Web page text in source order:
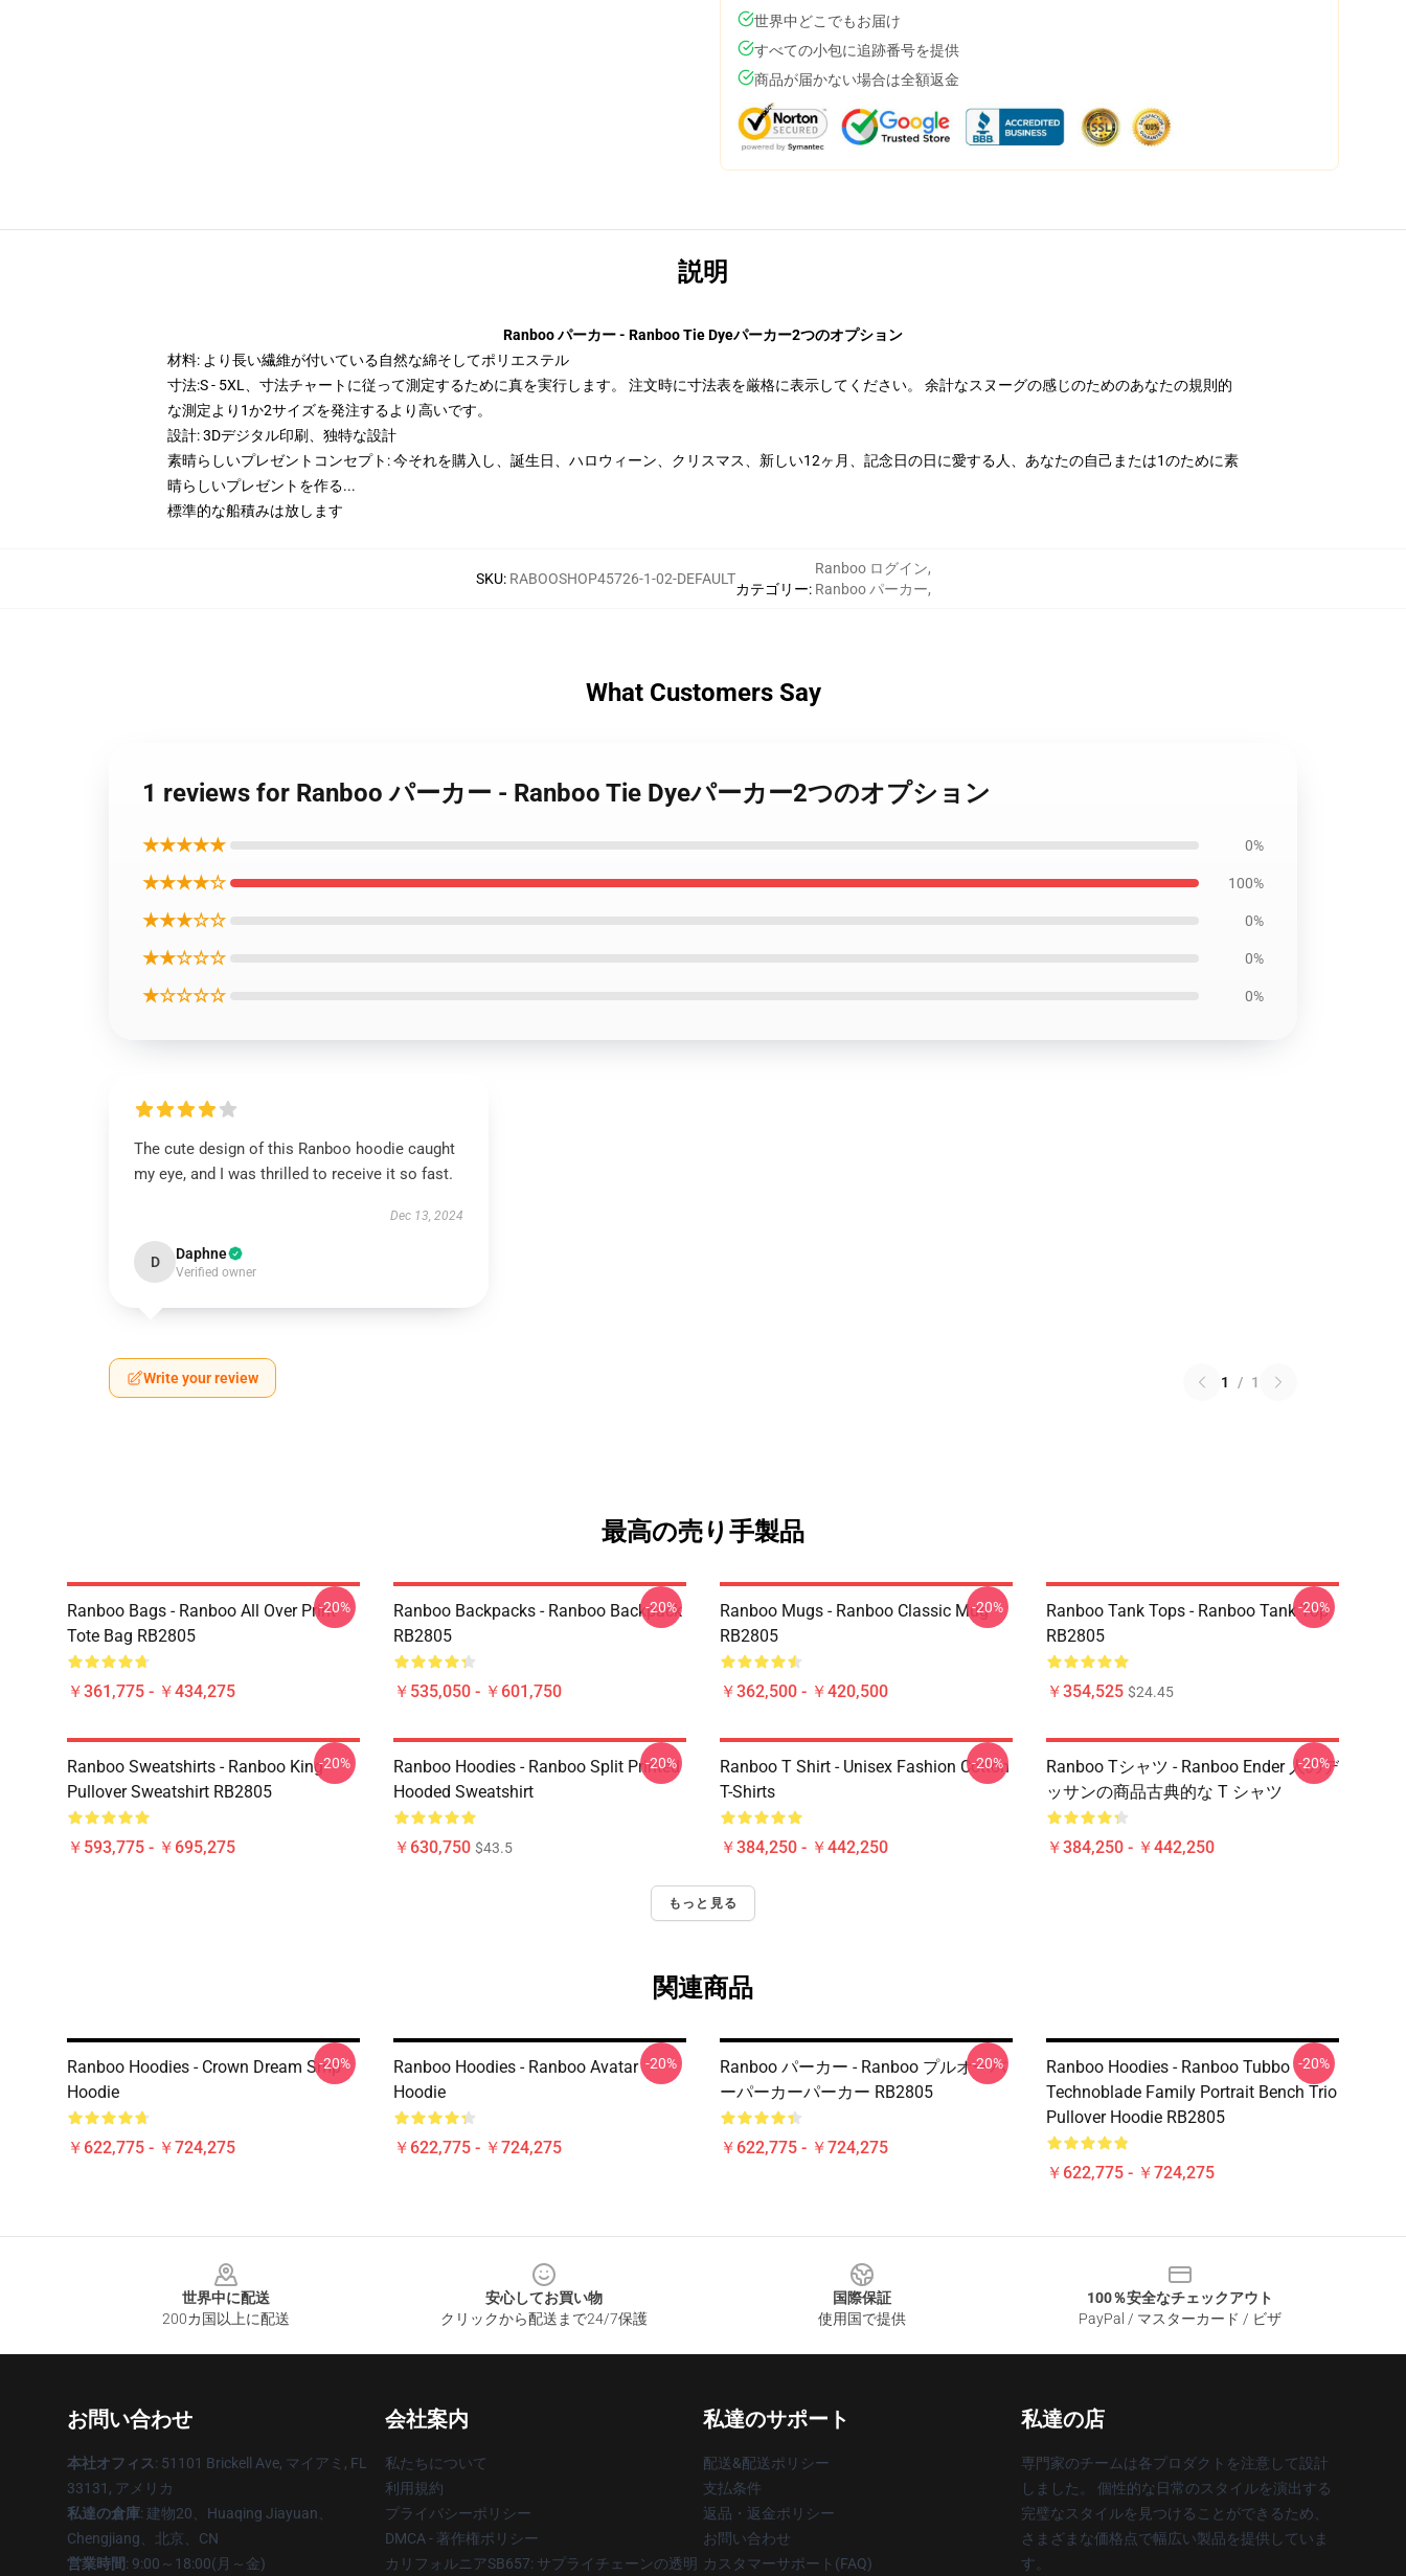
世界中どこでもお届け
すべての小包に追跡番号を提供
商品が届かない場合は全額返金
説明
Ranboo パーカー - Ranboo Tie Dyeパーカー2つのオプション
材料: より長い繊維が付いている自然な綿そしてポリエステル
寸法:S - 5XL、寸法チャートに従って測定するために真を実行します。 注文時に寸法表を厳格に表示してください。 余計なスヌーグの感じのためのあなたの規則的
な測定より1か2サイズを発注するより高いです。
設計: 3Dデジタル印刷、独特な設計
素晴らしいプレゼントコンセプト: 今それを購入し、誕生日、ハロウィーン、クリスマス、新しい12ヶ月、記念日の日に愛する人、あなたの自己または1のために素
晴らしいプレゼントを作る...
標準的な船積みは放します
SKU: RABOOSHOP45726-1-02-DEFAULT
カテゴリー:
Ranboo ログイン,
Ranboo パーカー,
What Customers Say
1 reviews for Ranboo パーカー - Ranboo Tie Dyeパーカー2つのオプション
★★★★★ 0%
★★★★☆ 100%
★★★☆☆ 0%
★★☆☆☆ 0%
★☆☆☆☆ 0%
The cute design of this Ranboo hoodie caught
my eye, and I was thrilled to receive it so fast.
Dec 13, 2024
D Daphne
Verified owner
Write your review 1 / 1
最高の売り手製品
Ranboo Bags - Ranboo All Over Print
Tote Bag RB2805
￥361,775 - ￥434,275
-20%
Ranboo Backpacks - Ranboo Backpack
RB2805
￥535,050 - ￥601,750
-20%
Ranboo Mugs - Ranboo Classic Mug
RB2805
￥362,500 - ￥420,500
-20%
Ranboo Tank Tops - Ranboo Tank Top
RB2805
￥354,525 $24.45
-20%
Ranboo Sweatshirts - Ranboo King
Pullover Sweatshirt RB2805
￥593,775 - ￥695,275
-20%
Ranboo Hoodies - Ranboo Split Printed
Hooded Sweatshirt
￥630,750 $43.5
-20%
Ranboo T Shirt - Unisex Fashion Cotton
T-Shirts
￥384,250 - ￥442,250
-20%
Ranboo Tシャツ - Ranboo Ender 人のデ
ッサンの商品古典的な T シャツ
￥384,250 - ￥442,250
-20%
もっと見る
関連商品
Ranboo Hoodies - Crown Dream Smp
Hoodie
￥622,775 - ￥724,275
-20%
Ranboo Hoodies - Ranboo Avatar
Hoodie
￥622,775 - ￥724,275
-20%
Ranboo パーカー - Ranboo プルオーバ
ーパーカーパーカー RB2805
￥622,775 - ￥724,275
-20%
Ranboo Hoodies - Ranboo Tubbo
Technoblade Family Portrait Bench Trio
Pullover Hoodie RB2805
￥622,775 - ￥724,275
-20%
世界中に配送
200カ国以上に配送
安心してお買い物
クリックから配送まで24/7保護
国際保証
使用国で提供
100％安全なチェックアウト
PayPal / マスターカード / ビザ
お問い合わせ
本社オフィス: 51101 Brickell Ave, マイアミ, FL
33131, アメリカ
私達の倉庫: 建物20、Huaqing Jiayuan、
Chengjiang、北京、CN
営業時間: 9:00～18:00(月～金)
会社案内
私たちについて
利用規約
プライバシーポリシー
DMCA - 著作権ポリシー
カリフォルニアSB657: サプライチェーンの透明
私達のサポート
配送&配送ポリシー
支払条件
返品・返金ポリシー
お問い合わせ
カスタマーサポート(FAQ)
私達の店
専門家のチームは各プロダクトを注意して設計
しました。 個性的な日常のスタイルを演出する
完璧なスタイルを見つけることができるため、
さまざまな価格点で幅広い製品を提供していま
す。